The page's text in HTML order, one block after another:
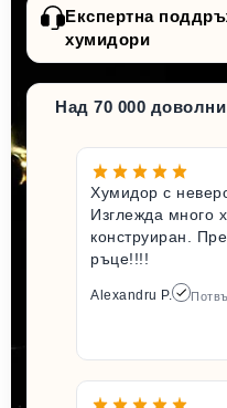
Експертна
хумидори
Над 70 000 доволни
Хумидор с
Изглежда много
конструиран.
ръце!!!!
Alexandru P.